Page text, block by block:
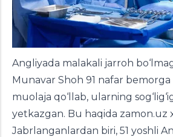
Angliyada malakali jarroh
Munavar Shoh 91 nafar bemorga
muolaja qo‘llab, ularning
yetkazgan. Bu haqida zamon.uz
Jabrlanganlardan biri, 51 yoshli